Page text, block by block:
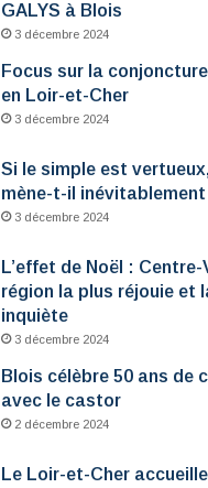
GALYS à Blois
3 décembre 2024
Focus sur la
en Loir-et-Cher
3 décembre 2024
Si le simple est
mène-t-il inévitablement
3 décembre 2024
L’effet de Noël :
région la plus réjouie et
inquiète
3 décembre 2024
Blois célèbre 50 ans de
avec le castor
2 décembre 2024
Le Loir-et-Cher